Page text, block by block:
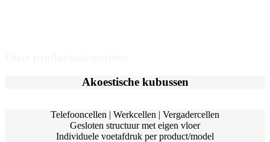
Akoestische kubussen
Telefooncellen | Werkcellen | Vergadercellen
Gesloten structuur met eigen vloer
Individuele voetafdruk per product/model